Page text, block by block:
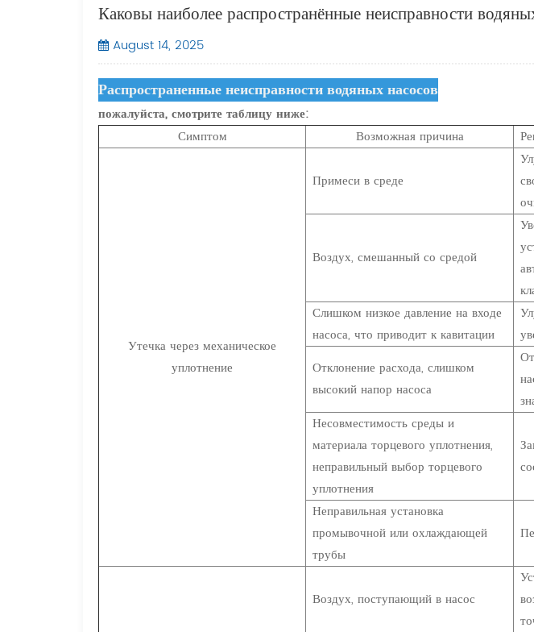
Каковы наиболее распространённые неисправности
August 14, 2025
Распространенные неисправности водяных насосов
пожалуйста, смотрите таблицу ниже:
Симптом
Возможная причина
Утечка через механическое
уплотнение
Примеси в среде
Воздух, смешанный со средой
Слишком низкое давление на входе
насоса, что приводит к кавитации
Отклонение расхода, слишком
высокий напор насоса
Несовместимость среды и
материала торцевого уплотнения,
неправильный выбор торцевого
уплотнения
Неправильная установка
промывочной или охлаждающей
трубы
Воздух, поступающий в насос